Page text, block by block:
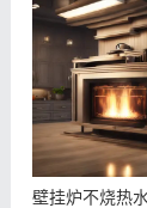
壁挂炉不烧热